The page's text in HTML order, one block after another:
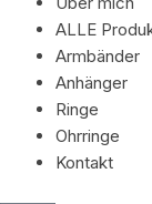
ALLE
Armbänder
Anhänger
Ringe
Ohrringe
Kontakt